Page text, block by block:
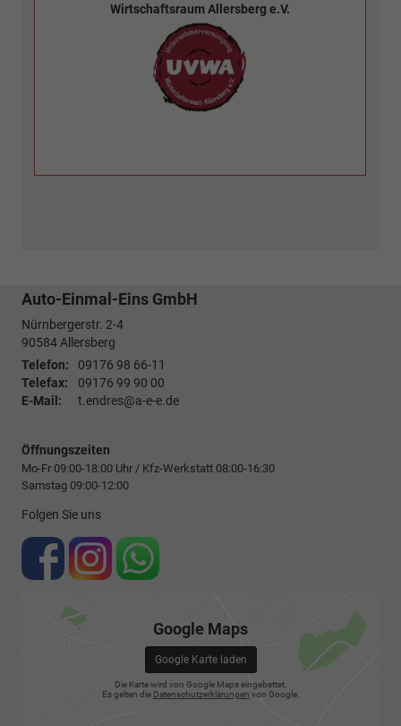
Wirtschaftsraum Allersberg e.V.
Auto-Einmal-Eins GmbH
Nürnbergerstr. 2-4
90584Allersberg
Telefon:
09176 98 66-11
Telefax:
09176 99 90 00
E-Mail:
t.endres@a-e-e.de
Öffnungszeiten
Mo-Fr 09:00-18:00 Uhr / Kfz-Werkstatt 08:00-16:30
Samstag 09:00-12:00
Folgen Sie uns
Google Maps
Google Karte laden
Die Karte wird von Google Maps eingebettet.
Es gelten die Datenschutzerklärungen von Google.